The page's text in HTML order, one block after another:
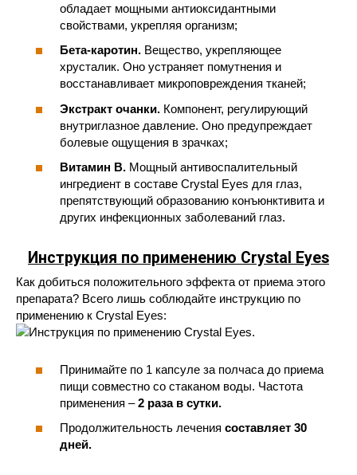
обладает мощными антиоксидантными
свойствами, укрепляя организм;
Бета-каротин. Вещество, укрепляющее
хрусталик. Оно устраняет помутнения и
восстанавливает микроповреждения тканей;
Экстракт очанки. Компонент, регулирующий
внутриглазное давление. Оно предупреждает
болевые ощущения в зрачках;
Витамин B. Мощный антивоспалительный
ингредиент в составе Crystal Eyes для глаз,
препятствующий образованию конъюнктивита и
других инфекционных заболеваний глаз.
Инструкция по применению Crystal Eyes
Как добиться положительного эффекта от приема этого
препарата? Всего лишь соблюдайте инструкцию по
применению к Crystal Eyes:
Принимайте по 1 капсуле за полчаса до приема
пищи совместно со стаканом воды. Частота
применения –2 раза в сутки.
Продолжительность лечения составляет 30
дней.